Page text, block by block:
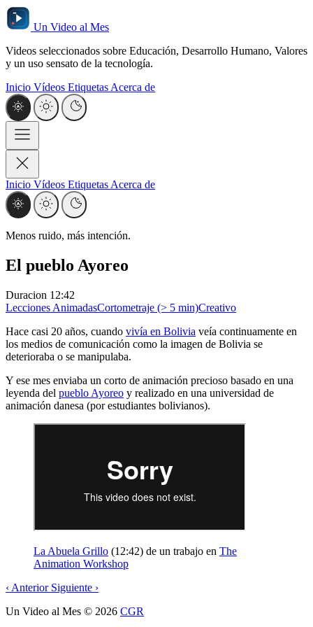
Un Video al Mes
Videos seleccionados sobre Educación, Desarrollo Humano, Valores
y un uso sensato de la tecnología.
Inicio Vídeos Etiquetas Acerca de
Inicio Vídeos Etiquetas Acerca de
Menos ruido, más intención.
El pueblo Ayoreo
Duracion 12:42
Lecciones AnimadasCortometraje (> 5 min)Creativo
Hace casi 20 años, cuando vivía en Bolivia veía continuamente en
los medios de comunicación como la imagen de Bolivia se
deterioraba o se manipulaba.
Y ese mes enviaba un corto de animación precioso basado en una
leyenda del pueblo Ayoreo y realizado en una universidad de
animación danesa (por estudiantes bolivianos).
La Abuela Grillo (12:42) de un trabajo en The
Animation Workshop
‹ Anterior Siguiente ›
Un Video al Mes © 2026 CGR